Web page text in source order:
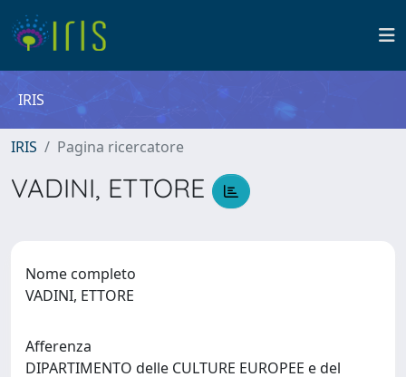
IRIS
IRIS Pagina ricercatore
VADINI, ETTORE
Nome completo
VADINI, ETTORE
Afferenza
DIPARTIMENTO delle CULTURE EUROPEE e del